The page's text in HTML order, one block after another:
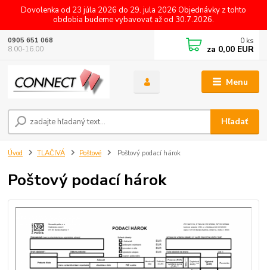
Dovolenka od 23 júla 2026 do 29. jula 2026 Objednávky z tohto
obdobia budeme vybavovať až od 30.7.2026.
Menu
Hľadať
0905 651 068
8.00-16.00
0 ks
za 0,00 EUR
Úvod TLAČIVÁ Poštové Poštový podací hárok
Poštový podací hárok